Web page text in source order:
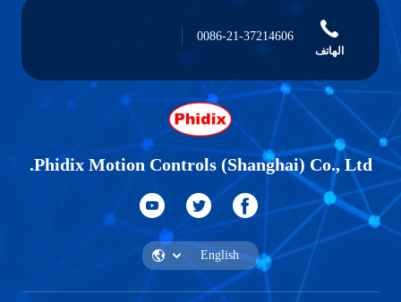
الهاتف
0086-21-37214606
Phidix Motion Controls (Shanghai) Co., Ltd.